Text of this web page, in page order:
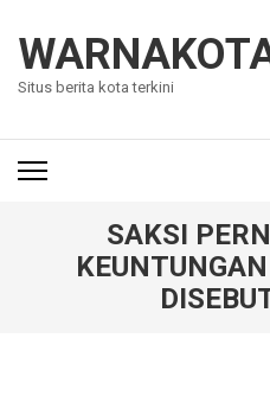
konten
(Tekan
Situs berita kota terkini
SAKSI